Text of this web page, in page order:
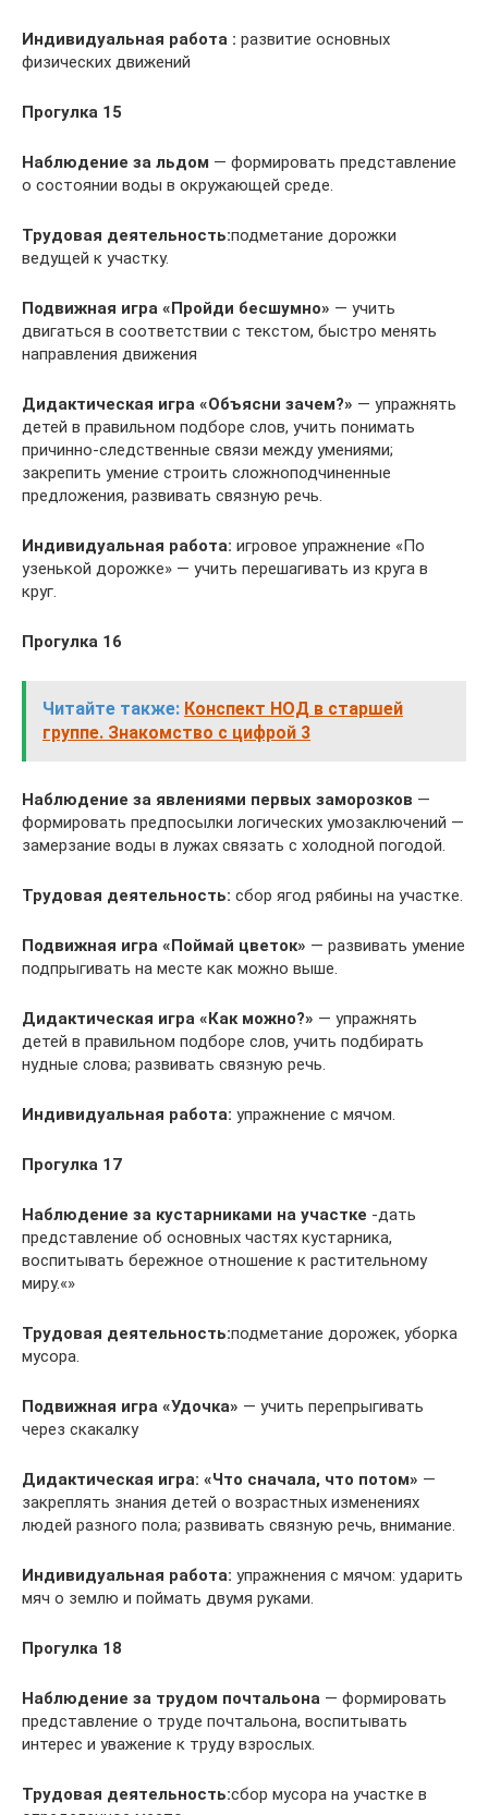
Индивидуальная работа : развитие основных
физических движений
Прогулка 15
Наблюдение за льдом — формировать представление
о состоянии воды в окружающей среде.
Трудовая деятельность:подметание дорожки
ведущей к участку.
Подвижная игра «Пройди бесшумно» — учить
двигаться в соответствии с текстом, быстро менять
направления движения
Дидактическая игра «Объясни зачем?» — упражнять
детей в правильном подборе слов, учить понимать
причинно-следственные связи между умениями;
закрепить умение строить сложноподчиненные
предложения, развивать связную речь.
Индивидуальная работа: игровое упражнение «По
узенькой дорожке» — учить перешагивать из круга в
круг.
Прогулка 16
Читайте также: Конспект НОД в старшей
группе. Знакомство с цифрой 3
Наблюдение за явлениями первых заморозков —
формировать предпосылки логических умозаключений —
замерзание воды в лужах связать с холодной погодой.
Трудовая деятельность: сбор ягод рябины на участке.
Подвижная игра «Поймай цветок» — развивать умение
подпрыгивать на месте как можно выше.
Дидактическая игра «Как можно?» — упражнять
детей в правильном подборе слов, учить подбирать
нудные слова; развивать связную речь.
Индивидуальная работа: упражнение с мячом.
Прогулка 17
Наблюдение за кустарниками на участке -дать
представление об основных частях кустарника,
воспитывать бережное отношение к растительному
миру.«»
Трудовая деятельность:подметание дорожек, уборка
мусора.
Подвижная игра «Удочка» — учить перепрыгивать
через скакалку
Дидактическая игра: «Что сначала, что потом» —
закреплять знания детей о возрастных изменениях
людей разного пола; развивать связную речь, внимание.
Индивидуальная работа: упражнения с мячом: ударить
мяч о землю и поймать двумя руками.
Прогулка 18
Наблюдение за трудом почтальона — формировать
представление о труде почтальона, воспитывать
интерес и уважение к труду взрослых.
Трудовая деятельность:сбор мусора на участке в